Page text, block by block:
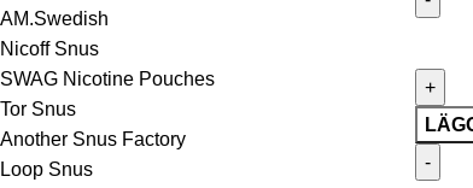
AM.Swedish
Nicoff Snus
SWAG Nicotine Pouches
Tor Snus
Another Snus Factory
Loop Snus